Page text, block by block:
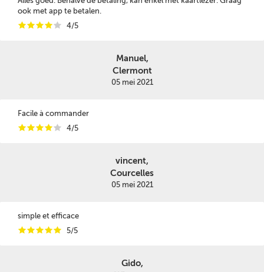
ook met app te betalen.
iiiii 4/5
Manuel,
Clermont
05 mei 2021
Facile à commander
iiiii 4/5
vincent,
Courcelles
05 mei 2021
simple et efficace
iiiii 5/5
Gido,